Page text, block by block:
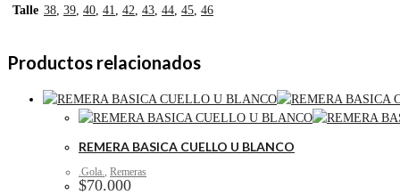
Talle 38, 39, 40, 41, 42, 43, 44, 45, 46
Productos relacionados
REMERA BASICA CUELLO U BLANCO
.Gola. Remeras
$70.000